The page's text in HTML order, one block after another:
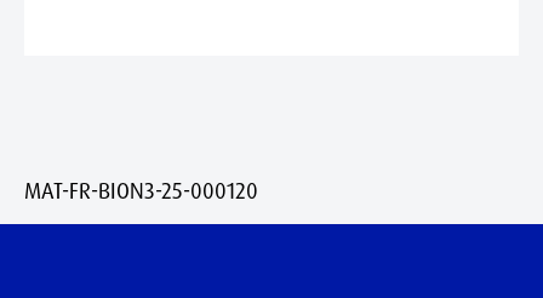
MAT-FR-BION3-25-000120